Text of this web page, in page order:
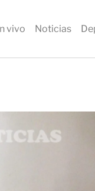
vivo Noticias